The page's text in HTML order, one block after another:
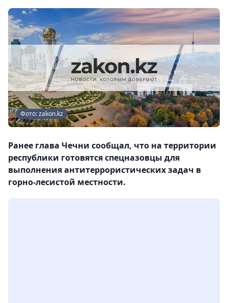
Фото: zakon.kz
Ранее глава Чечни сообщал, что на территории
республики готовятся спецназовцы для
выполнения антитеррористических задач в
горно-лесистой местности.